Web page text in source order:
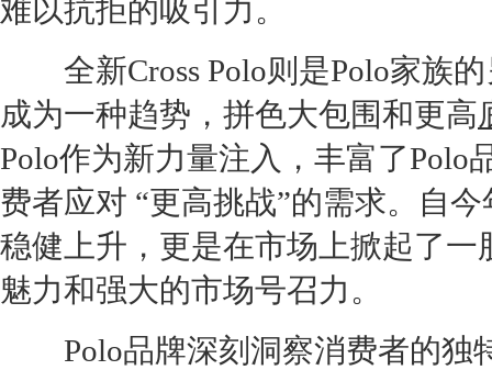
难以抗拒的吸引力。
全新Cross Polo则是Polo家族
成为一种趋势，拼色大包围和更高
Polo作为新力量注入，丰富了Polo
费者应对 “更高挑战”的需求。自
稳健上升，更是在市场上掀起了一
魅力和强大的市场号召力。
Polo品牌深刻洞察消费者的独